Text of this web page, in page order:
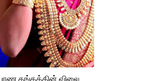
தங்கத்தின் விலை